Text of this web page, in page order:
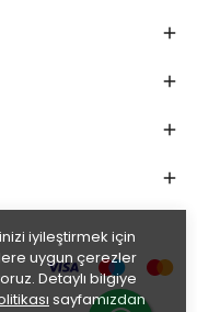
iyileştirmek için
uygun çerezler
Detaylı bilgiye
sayfamızdan